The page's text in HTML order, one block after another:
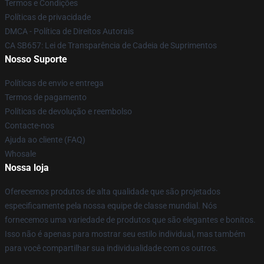
Termos e Condições
Políticas de privacidade
DMCA - Política de Direitos Autorais
CA SB657: Lei de Transparência de Cadeia de Suprimentos
Nosso Suporte
Políticas de envio e entrega
Termos de pagamento
Políticas de devolução e reembolso
Contacte-nos
Ajuda ao cliente (FAQ)
Whosale
Nossa loja
Oferecemos produtos de alta qualidade que são projetados
especificamente pela nossa equipe de classe mundial. Nós
fornecemos uma variedade de produtos que são elegantes e bonitos.
Isso não é apenas para mostrar seu estilo individual, mas também
para você compartilhar sua individualidade com os outros.